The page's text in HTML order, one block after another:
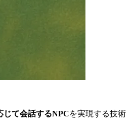
て会話するNPCを実現する技術